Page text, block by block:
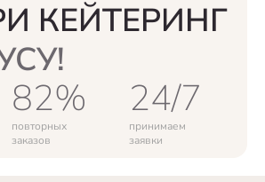
КЕЙТЕРИНГ
82%
повторных
заказов
24/7
принимаем
заявки